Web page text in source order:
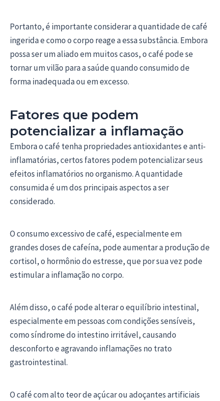
Portanto, é importante considerar a quantidade de café
ingerida e como o corpo reage a essa substância. Embora
possa ser um aliado em muitos casos, o café pode se
tornar um vilão para a saúde quando consumido de
forma inadequada ou em excesso.
Fatores que podem
potencializar a inflamação
Embora o café tenha propriedades antioxidantes e anti-
inflamatórias, certos fatores podem potencializar seus
efeitos inflamatórios no organismo. A quantidade
consumida é um dos principais aspectos a ser
considerado.
O consumo excessivo de café, especialmente em
grandes doses de cafeína, pode aumentar a produção de
cortisol, o hormônio do estresse, que por sua vez pode
estimular a inflamação no corpo.
Além disso, o café pode alterar o equilíbrio intestinal,
especialmente em pessoas com condições sensíveis,
como síndrome do intestino irritável, causando
desconforto e agravando inflamações no trato
gastrointestinal.
O café com alto teor de açúcar ou adoçantes artificiais